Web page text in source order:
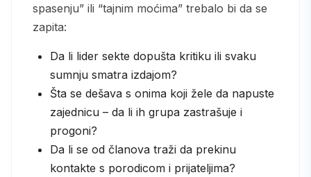
spasenju” ili “tajnim moćima” trebalo bi da se
zapita:
Da li lider sekte dopušta kritiku ili svaku
sumnju smatra izdajom?
Šta se dešava s onima koji žele da napuste
zajednicu – da li ih grupa zastrašuje i
progoni?
Da li se od članova traži da prekinu
kontakte s porodicom i prijateljima?